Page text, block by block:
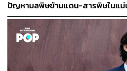
ABOUT THE
พลอยจันทร์
Senior
สำนักข่าว THE
ปัญหามลพิษข้ามแดน-สารพิษในแม่